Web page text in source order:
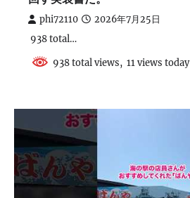
phi72110 2026年7月25日
938 total…
938 total views, 11 views today